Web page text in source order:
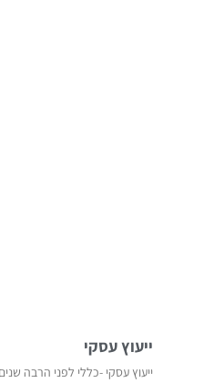
ייעוץ עסקי
ייעוץ עסקי -כללי לפני הרבה